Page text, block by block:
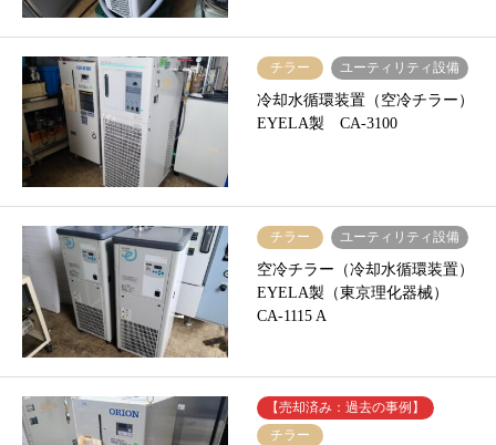
チラー ユーティリティ設備
冷却水循環装置（空冷チラー）
EYELA製 CA-3100
チラー ユーティリティ設備
空冷チラー（冷却水循環装置）
EYELA製（東京理化器械）
CA-1115 A
【売却済み：過去の事例】
チラー